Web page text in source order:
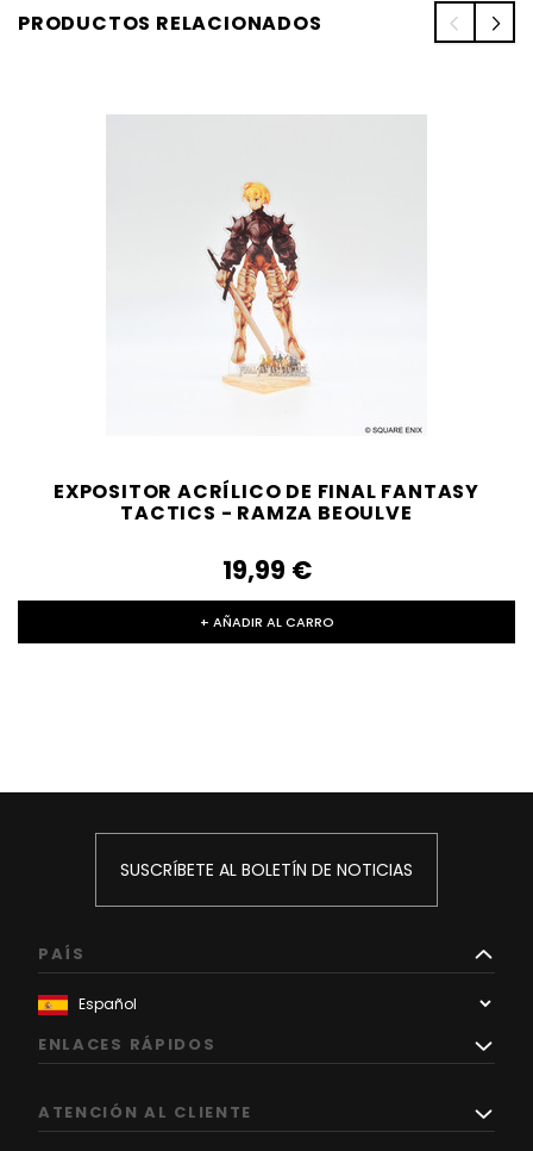
PRODUCTOS RELACIONADOS
EXPOSITOR ACRÍLICO DE FINAL FANTASY
TACTICS - RAMZA BEOULVE
19,99‎ ‎€
+ AÑADIR AL CARRO
SUSCRÍBETE AL BOLETÍN DE NOTICIAS
PAÍS
ENLACES RÁPIDOS
ATENCIÓN AL CLIENTE